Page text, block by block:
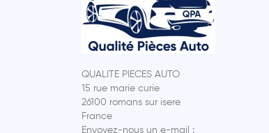
QUALITE PIECES AUTO
15 rue marie curie
26100 romans sur isere
France
Envoyez-nous un e-mail :